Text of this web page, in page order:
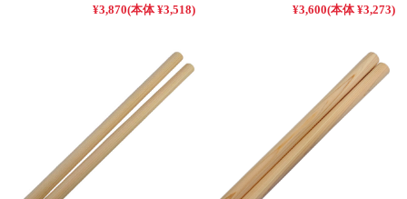
¥3,870(本体 ¥3,518)
¥3,600(本体 ¥3,273)